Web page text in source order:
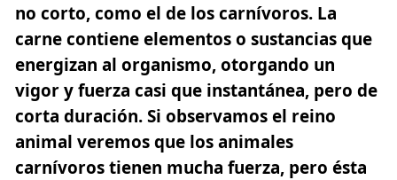
no corto, como el de los carnívoros. La
carne contiene elementos o sustancias que
energizan al organismo, otorgando un
vigor y fuerza casi que instantánea, pero de
corta duración. Si observamos el reino
animal veremos que los animales
carnívoros tienen mucha fuerza, pero ésta